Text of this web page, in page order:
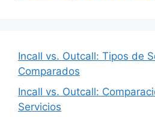
Incall vs. Outcall: Tipos de
Comparados
Incall vs. Outcall:
Servicios